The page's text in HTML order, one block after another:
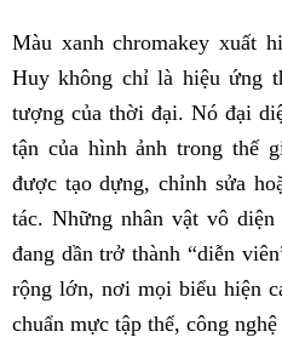
Màu xanh chromakey xuất
Huy không chỉ là hiệu ứng
tượng của thời đại. Nó đại
tận của hình ảnh trong thế
được tạo dựng, chỉnh sửa
tác. Những nhân vật vô
đang dần trở thành “diễn
rộng lớn, nơi mọi biểu hiện
chuẩn mực tập thể, công